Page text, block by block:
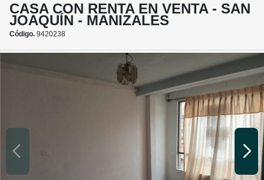
CASA CON RENTA EN VENTA - SAN
JOAQUÍN - MANIZALES
Código. 9420238